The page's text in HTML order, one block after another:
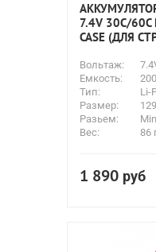
7.4V 30С/60C
CASE (ДЛЯ
Вольтаж:
Емкость:
Тип:
Li-
Размер:
Разьем:
Вес:
86
1 890 руб